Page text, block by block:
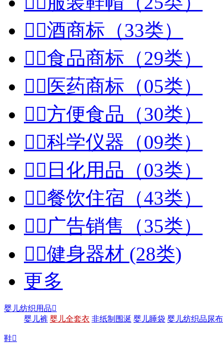
酒商标（33类）
食品商标（29类）
医药商标（05类）
方便食品（30类）
科学仪器（09类）
 日化用品（03类）
餐饮住宿（43类）
广告销售（35类）
健身器材 (28类)
更多
婴儿纺织用品
婴儿裤 婴儿全套衣 非纸制围涎 婴儿睡袋 婴儿纺织品尿布
鞋